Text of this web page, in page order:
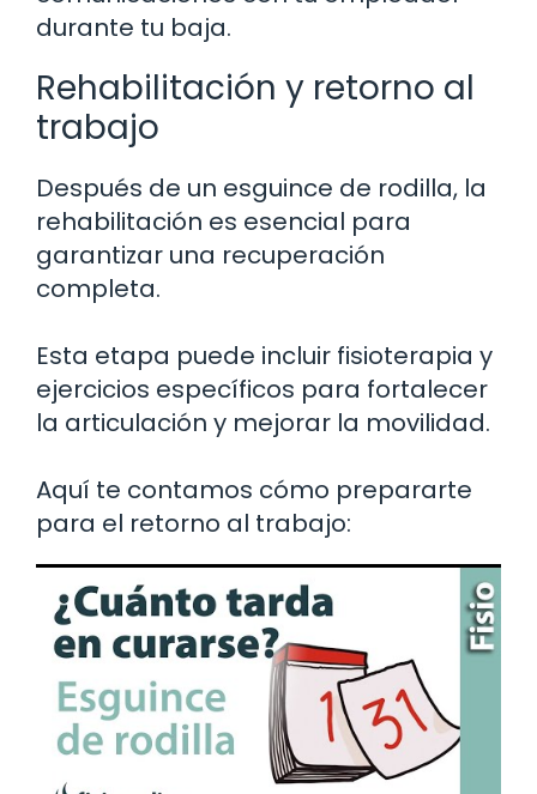
durante tu baja.
Rehabilitación y retorno al
trabajo
Después de un esguince de rodilla, la
rehabilitación es esencial para
garantizar una recuperación
completa.
Esta etapa puede incluir fisioterapia y
ejercicios específicos para fortalecer
la articulación y mejorar la movilidad.
Aquí te contamos cómo prepararte
para el retorno al trabajo: